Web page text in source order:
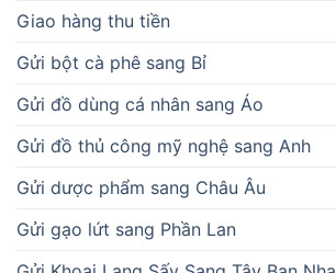
Giao hàng thu tiền
Gửi bột cà phê sang Bỉ
Gửi đồ dùng cá nhân sang Áo
Gửi đồ thủ công mỹ nghệ sang Anh
Gửi dược phẩm sang Châu Âu
Gửi gạo lứt sang Phần Lan